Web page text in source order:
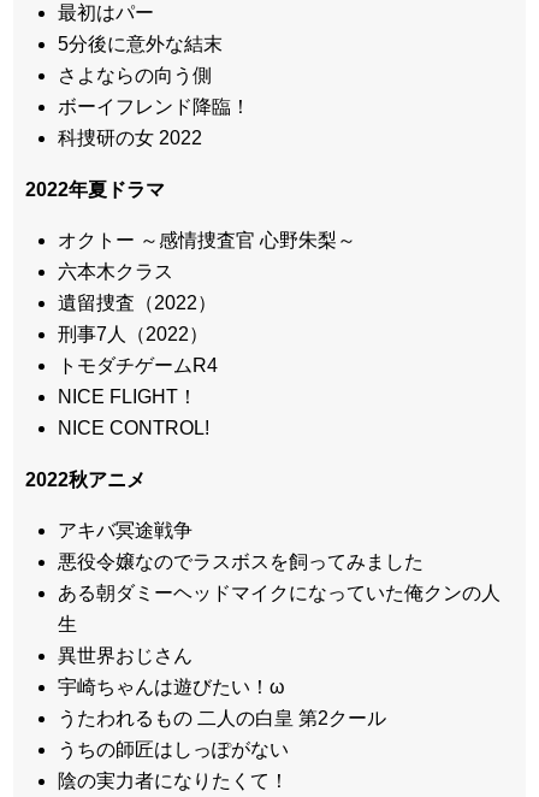
最初はパー
5分後に意外な結末
さよならの向う側
ボーイフレンド降臨！
科捜研の女 2022
2022年夏ドラマ
オクトー ～感情捜査官 心野朱梨～
六本木クラス
遺留捜査（2022）
刑事7人（2022）
トモダチゲームR4
NICE FLIGHT！
NICE CONTROL!
2022秋アニメ
アキバ冥途戦争
悪役令嬢なのでラスボスを飼ってみました
ある朝ダミーヘッドマイクになっていた俺クンの人
生
異世界おじさん
宇崎ちゃんは遊びたい！ω
うたわれるもの 二人の白皇 第2クール
うちの師匠はしっぽがない
陰の実力者になりたくて！